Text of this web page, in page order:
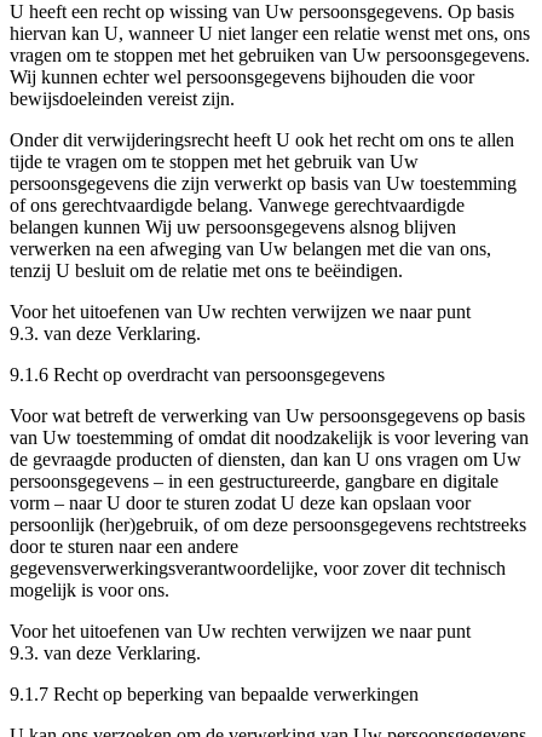
U heeft een recht op wissing van Uw persoonsgegevens. Op basis
hiervan kan U, wanneer U niet langer een relatie wenst met ons, ons
vragen om te stoppen met het gebruiken van Uw persoonsgegevens.
Wij kunnen echter wel persoonsgegevens bijhouden die voor
bewijsdoeleinden vereist zijn.
Onder dit verwijderingsrecht heeft U ook het recht om ons te allen
tijde te vragen om te stoppen met het gebruik van Uw
persoonsgegevens die zijn verwerkt op basis van Uw toestemming
of ons gerechtvaardigde belang. Vanwege gerechtvaardigde
belangen kunnen Wij uw persoonsgegevens alsnog blijven
verwerken na een afweging van Uw belangen met die van ons,
tenzij U besluit om de relatie met ons te beëindigen.
Voor het uitoefenen van Uw rechten verwijzen we naar punt
9.3. van deze Verklaring.
​​​​​​​9.1.6 Recht op overdracht van persoonsgegevens
Voor wat betreft de verwerking van Uw persoonsgegevens op basis
van Uw toestemming of omdat dit noodzakelijk is voor levering van
de gevraagde producten of diensten, dan kan U ons vragen om Uw
persoonsgegevens – in een gestructureerde, gangbare en digitale
vorm – naar U door te sturen zodat U deze kan opslaan voor
persoonlijk (her)gebruik, of om deze persoonsgegevens rechtstreeks
door te sturen naar een andere
gegevensverwerkingsverantwoordelijke, voor zover dit technisch
mogelijk is voor ons.
Voor het uitoefenen van Uw rechten verwijzen we naar punt
9.3. van deze Verklaring.
9.1.7 Recht op beperking van bepaalde verwerkingen